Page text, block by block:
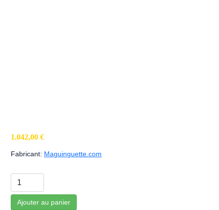
1.042,00 €
Fabricant: Maguinguette.com
Ajouter au panier